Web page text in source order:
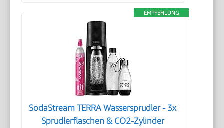
EMPFEHLUNG
SodaStream TERRA Wassersprudler - 3x
Sprudlerflaschen & CO2-Zylinder